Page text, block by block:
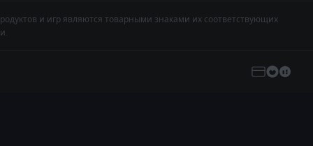
и игр являются товарными знаками их соответствующих